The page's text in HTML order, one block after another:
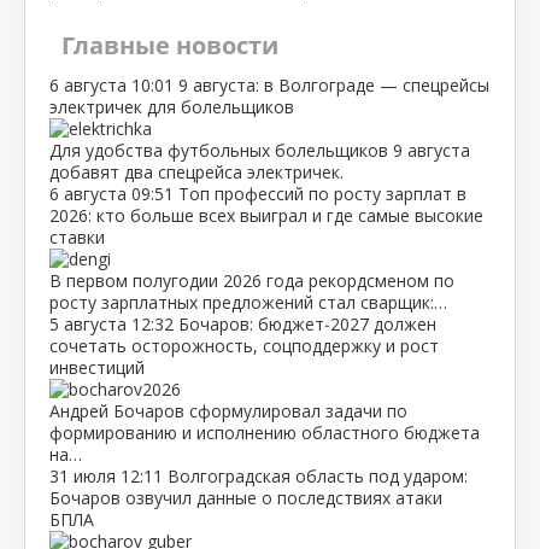
Главные новости
6 августа 10:01 9 августа: в Волгограде — спецрейсы
электричек для болельщиков
Для удобства футбольных болельщиков 9 августа
добавят два спецрейса электричек.
6 августа 09:51 Топ профессий по росту зарплат в
2026: кто больше всех выиграл и где самые высокие
ставки
В первом полугодии 2026 года рекордсменом по
росту зарплатных предложений стал сварщик:…
5 августа 12:32 Бочаров: бюджет‑2027 должен
сочетать осторожность, соцподдержку и рост
инвестиций
Андрей Бочаров сформулировал задачи по
формированию и исполнению областного бюджета
на…
31 июля 12:11 Волгоградская область под ударом:
Бочаров озвучил данные о последствиях атаки
БПЛА